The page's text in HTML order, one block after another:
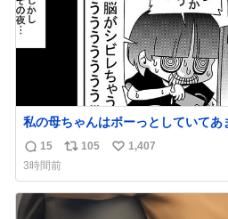
私の母ちゃんはボーっとしていてあ
い事を気にしません。優秀な人の多
価値観から見ると、あまり優秀な母
いかもしれません。でも、だからこ
そういう母親が大好きです。今も昔
リラックスします。「優秀」と「良
返
信
数
15
リ
ス
ト
105
い
ね
数
1,407
3時間前